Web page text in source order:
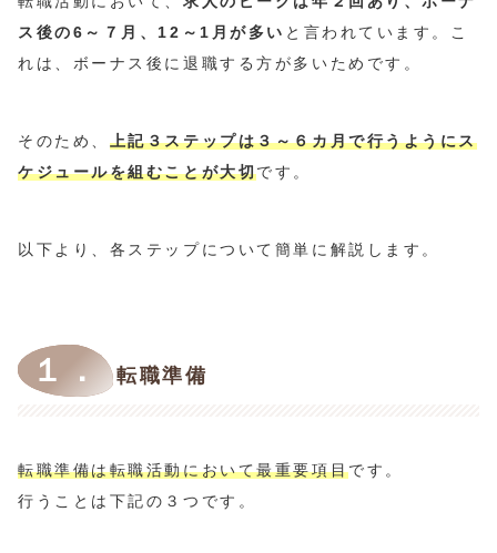
ス後の6～７月、12～1月が多い と言われています。こ
れは、ボーナス後に退職する方が多いためです。
そのため、 上記３ステップは３～６カ月で行うようにス
ケジュールを組むことが大切です。
以下より、各ステップについて簡単に解説します。
１． 転職準備
転職準備は転職活動において最重要項目です。
行うことは下記の３つです。